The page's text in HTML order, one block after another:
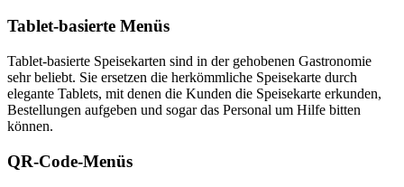
Tablet-basierte Menüs
Tablet-basierte Speisekarten sind in der gehobenen Gastronomie
sehr beliebt. Sie ersetzen die herkömmliche Speisekarte durch
elegante Tablets, mit denen die Kunden die Speisekarte erkunden,
Bestellungen aufgeben und sogar das Personal um Hilfe bitten
können.
QR-Code-Menüs